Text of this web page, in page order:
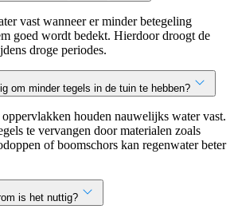
vast wanneer er minder betegeling
goed wordt bedekt. Hierdoor droogt de
droge periodes.
om minder tegels in de tuin te hebben?
oppervlakken houden nauwelijks water vast.
te vervangen door materialen zoals
of boomschors kan regenwater beter
is het nuttig?